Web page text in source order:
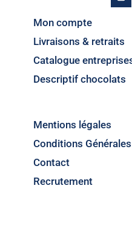
Mon compte
Livraisons & retraits
Catalogue
Descriptif chocolats
Mentions légales
Conditions
Contact
Recrutement